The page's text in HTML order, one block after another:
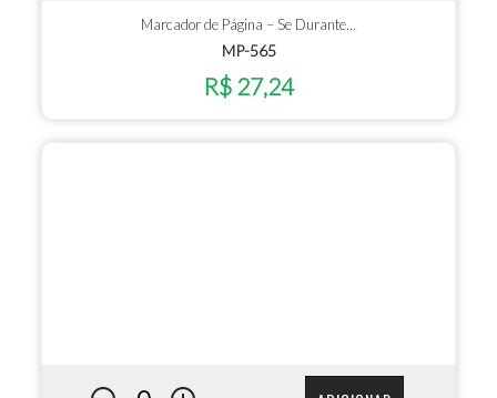
Marcador de Página – Se Durante…
MP-565
R$ 27,24